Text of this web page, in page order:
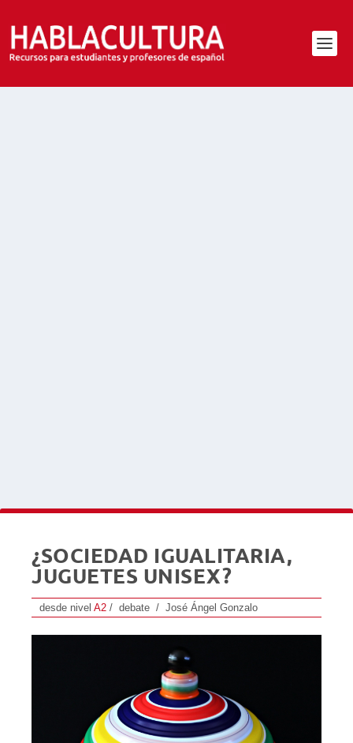
¿SOCIEDAD IGUALITARIA,
JUGUETES UNISEX?
desde nivel A2 / debate / José Ángel Gonzalo